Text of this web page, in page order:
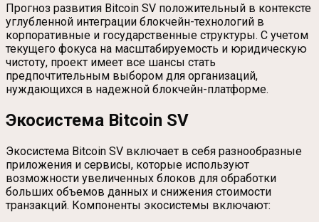
Прогноз развития Bitcoin SV положительный в контексте
углубленной интеграции блокчейн-технологий в
корпоративные и государственные структуры. С учетом
текущего фокуса на масштабируемость и юридическую
чистоту, проект имеет все шансы стать
предпочтительным выбором для организаций,
нуждающихся в надежной блокчейн-платформе.
Экосистема Bitcoin SV
Экосистема Bitcoin SV включает в себя разнообразные
приложения и сервисы, которые используют
возможности увеличенных блоков для обработки
больших объемов данных и снижения стоимости
транзакций. Компоненты экосистемы включают: